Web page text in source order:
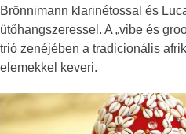
Brönnimann klarinétossal és
ütőhangszeressel. A „vibe és
trió zenéjében a tradicionális
elemekkel keveri.